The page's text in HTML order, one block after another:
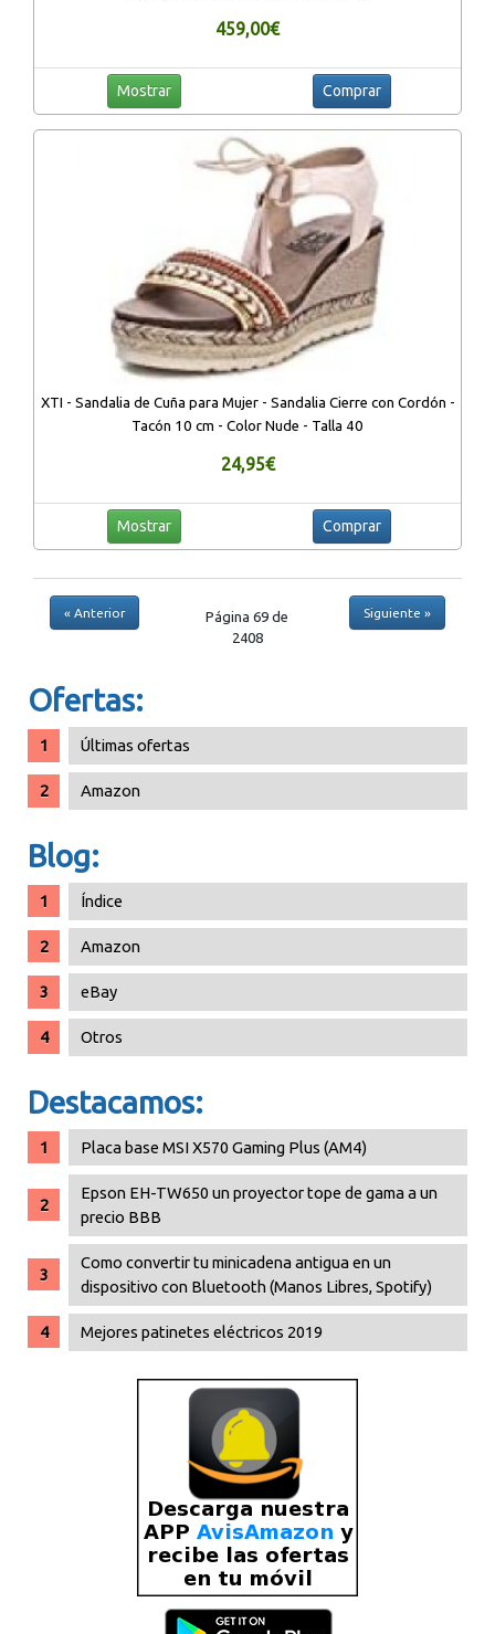
459,00€
Mostrar Comprar
XTI - Sandalia de Cuña para Mujer - Sandalia Cierre con Cordón -
Tacón 10 cm - Color Nude - Talla 40
24,95€
Mostrar Comprar
« Anterior
Página 69 de
2408
Siguiente »
Ofertas:
Últimas ofertas
Amazon
Blog:
Índice
Amazon
eBay
Otros
Destacamos:
Placa base MSI X570 Gaming Plus (AM4)
Epson EH-TW650 un proyector tope de gama a un
precio BBB
Como convertir tu minicadena antigua en un
dispositivo con Bluetooth (Manos Libres, Spotify)
Mejores patinetes eléctricos 2019